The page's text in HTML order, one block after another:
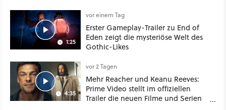
Schwert
1:25
vor einem Tag
Erster Gameplay-Trailer zu End of
Eden zeigt die mysteriöse Welt des
Gothic-Likes
4:35
vor 2 Tagen
Mehr Reacher und Keanu Reeves:
Prime Video stellt im offiziellen
Trailer die neuen Filme und Serien